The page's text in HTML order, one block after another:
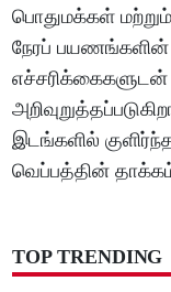
பொதுமக்கள்
நேரப் பயணங்களின்
எச்சரிக்கைகளுடன்
இடங்களில்
வெப்பத்தின்
TOP TRENDING